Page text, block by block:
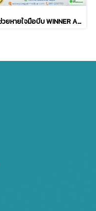
ชุดช่วยหายใจมือบีบ WINNER Ambu Bag